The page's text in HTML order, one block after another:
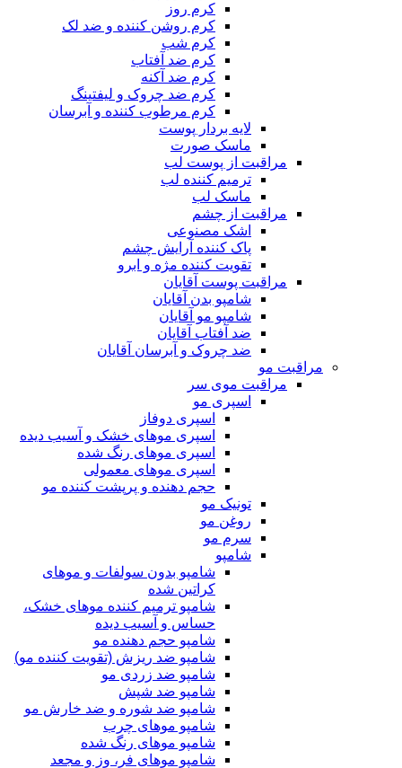
کرم روز
کرم روشن کننده و ضد لک
کرم شب
کرم ضد آفتاب
کرم ضد آکنه
کرم ضد چروک و لیفتینگ
کرم مرطوب کننده و آبرسان
لایه بردار پوست
ماسک صورت
مراقبت از پوست لب
ترمیم کننده لب
ماسک لب
مراقبت از چشم
اشک مصنوعی
پاک کننده آرایش چشم
تقویت کننده مژه و ابرو
مراقبت پوست آقایان
شامپو بدن آقایان
شامپو مو آقایان
ضد آفتاب آقایان
ضد چروک و آبرسان آقایان
مراقبت مو
مراقبت موی سر
اسپری مو
اسپری دوفاز
اسپری موهای خشک و آسیب دیده
اسپری موهای رنگ شده
اسپری موهای معمولی
حجم دهنده و پرپشت کننده مو
تونیک مو
روغن مو
سرم مو
شامپو
شامپو بدون سولفات و موهای
کراتین شده
شامپو ترمیم کننده موهای خشک،
حساس و آسیب دیده
شامپو حجم دهنده مو
شامپو ضد ریزش (تقویت کننده مو)
شامپو ضد زردی مو
شامپو ضد شپش
شامپو ضد شوره و ضد خارش مو
شامپو موهای چرب
شامپو موهای رنگ شده
شامپو موهای فر، وز و مجعد